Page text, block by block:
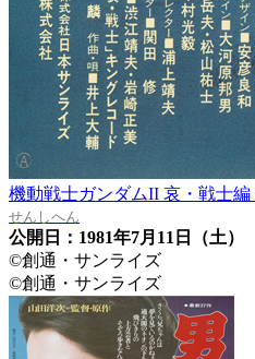
機動戦士ガンダムII 哀・戦士編
せんしへん
公開日：1981年7月11日（土）
©創通・サンライズ
©創通・サンライズ